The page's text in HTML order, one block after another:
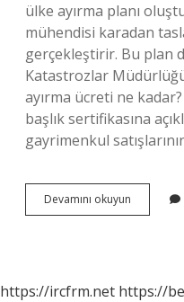
ülke ayırma planı
mühendisi karadan
gerçekleştirir. Bu plan
Katastrozlar
ayırma ücreti ne
başlık sertifikasına
gayrimenkul
Devamını okuyun
Ayırma
https://ircfrm.net https://